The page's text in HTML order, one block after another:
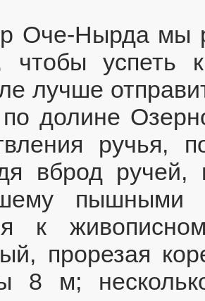
Оче-Нырда мы
чтобы успеть
лучше
по долине
ручья,
вброд
пышными
к
прорезая
8 м;